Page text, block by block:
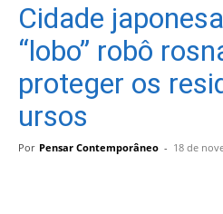
Cidade
“lobo” robô
proteger os
ursos
Por Pensar Contemporâneo - 18 de